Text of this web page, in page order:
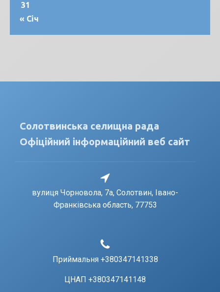
31
« Січ
Солотвинська селищна рада
Офіційний інформаційний веб сайт
вулиця Чорновола, 7a, Солотвин, Івано-
Франківська область, 77753
Приймальня +380347141338
ЦНАП +380347141148